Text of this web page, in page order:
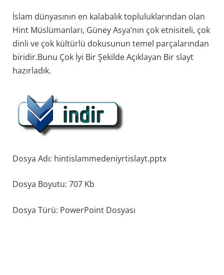
İslam dünyasının en kalabalık topluluklarından olan
Hint Müslümanları, Güney Asya’nın çok etnisiteli, çok
dinli ve çok kültürlü dokusunun temel parçalarından
biridir.Bunu Çok İyi Bir Şekilde Açıklayan Bir slayt
hazırladık.
Dosya Adı: hintislammedeniyrtislayt.pptx
Dosya Boyutu: 707 Kb
Dosya Türü: PowerPoint Dosyası